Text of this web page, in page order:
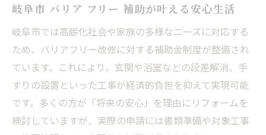
岐阜市 バリア フリー 補助が叶える安心生活
岐阜市では高齢化社会や家族の多様なニーズに対応する
ため、バリアフリー改修に対する補助金制度が整備され
ています。これにより、玄関や浴室などの段差解消、手
すりの設置といった工事が経済的負担を抑えて実現可能
です。多くの方が「将来の安心」を理由にリフォームを
検討していますが、実際の申請には書類準備や対象工事